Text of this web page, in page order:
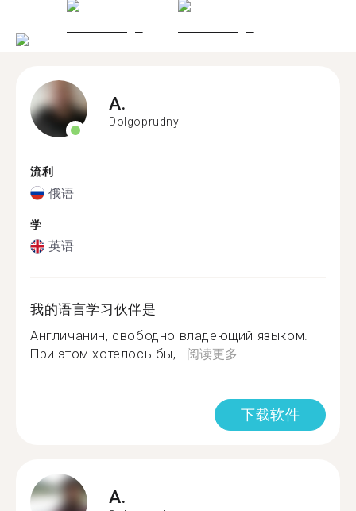
A.
Dolgoprudny
流利
俄语
学
英语
我的语言学习伙伴是
Англичанин, свободно владеющий языком.
При этом хотелось бы,...阅读更多
下载软件
A.